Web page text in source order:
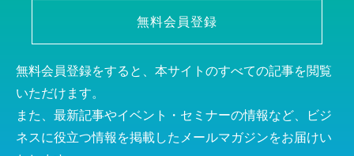
無料会員登録
無料会員登録をすると、本サイトのすべての記事を閲覧
いただけます。
また、最新記事やイベント・セミナーの情報など、ビジ
ネスに役立つ情報を掲載したメールマガジンをお届けい